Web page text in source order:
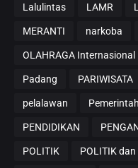
Lalulintas LAMR
MERANTI narkoba
OLAHRAGA Internasional
Padang PARIWISATA
pelalawan
PENDIDIKAN
POLITIK POLITIK